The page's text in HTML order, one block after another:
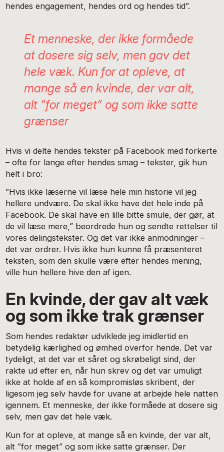
hendes engagement, hendes ord og hendes tid”.
Et menneske, der ikke formåede
at dosere sig selv, men gav det
hele væk. Kun for at opleve, at
mange så en kvinde, der var alt,
alt ”for meget” og som ikke satte
grænser
Hvis vi delte hendes tekster på Facebook med forkerte
– ofte for lange efter hendes smag – tekster, gik hun
helt i bro:
”Hvis ikke læserne vil læse hele min historie vil jeg
hellere undvære. De skal ikke have det hele inde på
Facebook. De skal have en lille bitte smule, der gør, at
de vil læse mere,” beordrede hun og sendte rettelser til
vores delingstekster. Og det var ikke anmodninger –
det var ordrer. Hvis ikke hun kunne få præsenteret
teksten, som den skulle være efter hendes mening,
ville hun hellere hive den af igen.
En kvinde, der gav alt væk
og som ikke trak grænser
Som hendes redaktør udviklede jeg imidlertid en
betydelig kærlighed og ømhed overfor hende. Det var
tydeligt, at det var et såret og skrøbeligt sind, der
rakte ud efter en, når hun skrev og det var umuligt
ikke at holde af en så kompromisløs skribent, der
ligesom jeg selv havde for uvane at arbejde hele natten
igennem. Et menneske, der ikke formåede at dosere sig
selv, men gav det hele væk.
Kun for at opleve, at mange så en kvinde, der var alt,
alt ”for meget” og som ikke satte grænser. Der